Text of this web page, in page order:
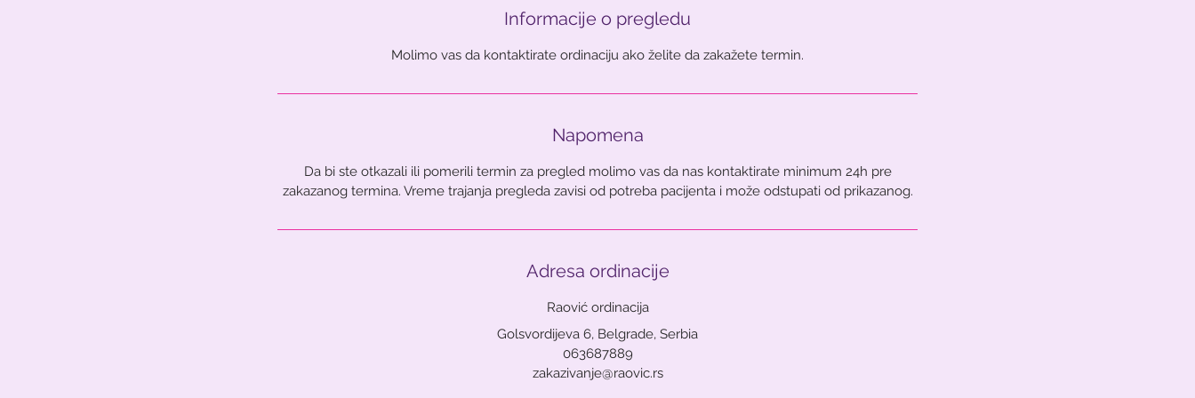
i
Informacije o pregledu
Napomena
Da bi ste otkazali ili pomerili termin za pregled molimo vas da nas kontaktirate minimum 24h pre
zakazanog termina. Vreme trajanja pregleda zavisi od potreba pacijenta i može odstupati od prikazanog.
Adresa ordinacije
Raović ordinacija
Golsvordijeva 6, Belgrade, Serbia
063687889
zakazivanje@raovic.rs